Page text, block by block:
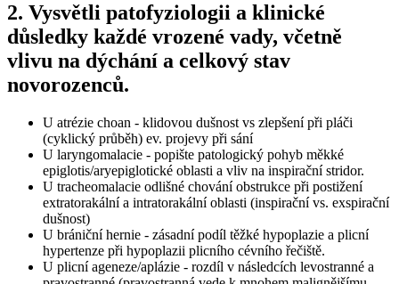
2. Vysvětli patofyziologii a klinické
důsledky každé vrozené vady, včetně
vlivu na dýchání a celkový stav
novorozenců.
U atrézie choan - klidovou dušnost vs zlepšení při pláči
(cyklický průběh) ev. projevy při sání
U laryngomalacie - popište patologický pohyb měkké
epiglotis/aryepiglotické oblasti a vliv na inspirační stridor.
U tracheomalacie odlišné chování obstrukce při postižení
extratorakální a intratorakální oblasti (inspirační vs. exspirační
dušnost)
U brániční hernie - zásadní podíl těžké hypoplazie a plicní
hypertenze při hypoplazii plicního cévního řečiště.
U plicní ageneze/aplázie - rozdíl v následcích levostranné a